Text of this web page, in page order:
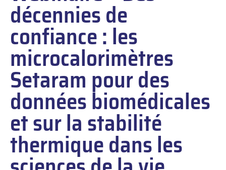
décennies de
confiance : les
microcalorimètres
Setaram pour des
données biomédicales
et sur la stabilité
thermique dans les